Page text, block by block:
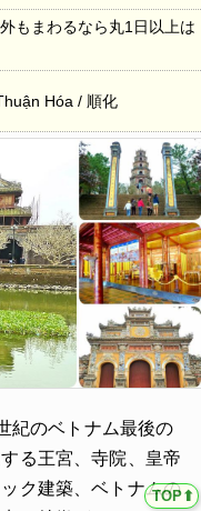
もまわるなら丸1日以上は
Hóa / 順化
紀のベトナム最後の
る王宮、寺院、皇帝
ク建築、ベトナムの
TOP⬆